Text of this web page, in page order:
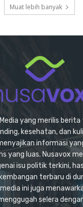
Muat lebih banyak
yang merilis
kesehatan, dan
informasi
yang luas. Nusavox
isu politik terkini,
terbaru di
ini juga
selera